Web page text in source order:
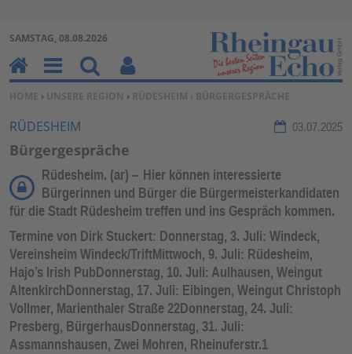
Zum Inhalt springen ↓
SAMSTAG, 08.08.2026
SIE BEFINDEN SICH HIER:
HOME › UNSERE REGION › RÜDESHEIM › BÜRGERGESPRÄCHE
RÜDESHEIM 03.07.2025
Bürgergespräche
Rüdesheim. (ar) – Hier können interessierte
Bürgerinnen und Bürger die Bürgermeisterkandidaten
für die Stadt Rüdesheim treffen und ins Gespräch kommen.
Termine von Dirk Stuckert: Donnerstag, 3. Juli: Windeck,
Vereinsheim Windeck/TriftMittwoch, 9. Juli: Rüdesheim,
Hajo’s Irish PubDonnerstag, 10. Juli: Aulhausen, Weingut
AltenkirchDonnerstag, 17. Juli: Eibingen, Weingut Christoph
Vollmer, Marienthaler Straße 22Donnerstag, 24. Juli:
Presberg, BürgerhausDonnerstag, 31. Juli:
Assmannshausen, Zwei Mohren, Rheinuferstr.1
H
o
m
e
M
en
u
Su
ch
en
Be
nu
erf
un
kti
on
en